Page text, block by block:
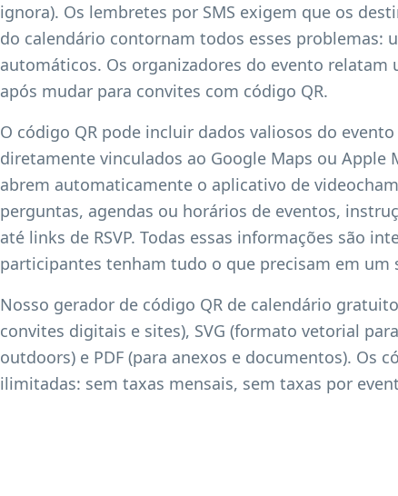
ignora). Os lembretes por SMS exigem que os
do calendário contornam todos esses problemas:
automáticos. Os organizadores do evento
após mudar para convites com código QR.
O código QR pode incluir dados valiosos do
diretamente vinculados ao Google Maps ou Apple
abrem automaticamente o aplicativo de
perguntas, agendas ou horários de eventos,
até links de RSVP. Todas essas informações são
participantes tenham tudo o que precisam em um
Nosso gerador de código QR de calendário
convites digitais e sites), SVG (formato vetorial
outdoors) e PDF (para anexos e documentos). Os
ilimitadas: sem taxas mensais, sem taxas por